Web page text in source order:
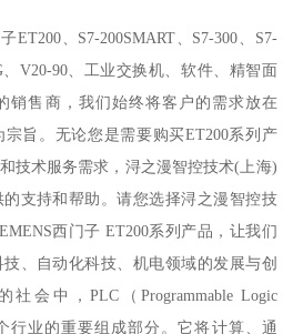
、S7-200SMART、S7-300、S7-
、V20-90、工业交换机、软件、精智面
销售商，我们始终将客户的需求放在
旨。无论您是需要购买ET200系列产
技术服务需求，浔之漫智控技术(上海)
支持和帮助。请您选择浔之漫智控技
西门子 ET200系列产品，让我们
、自动化科技、机电领域的发展与创
会中，PLC（Programmable Logic
行业的重要组成部分。它将计算、通